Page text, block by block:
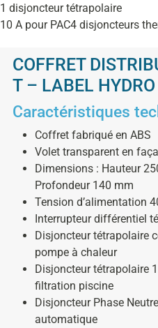
1 disjoncteur tétrapolaire
10 A pour PAC4 disjoncteurs
COFFRET
T – LABEL HYDRO
Caractéristiques
Coffret fabriqué en ABS
Volet transparent en
Dimensions : Hauteur
Profondeur 140 mm
Tension d’alimentation
Interrupteur différentiel
Disjoncteur tétrapolaire
pompe à chaleur
Disjoncteur tétrapolaire
filtration piscine
Disjoncteur Phase
automatique